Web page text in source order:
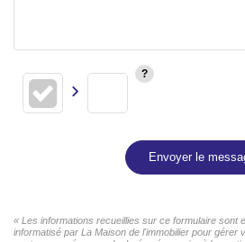
Envoyer le
« Les informations recueillies sur ce formulaire sont
informatisé par La Maison de l'immobilier pour gérer